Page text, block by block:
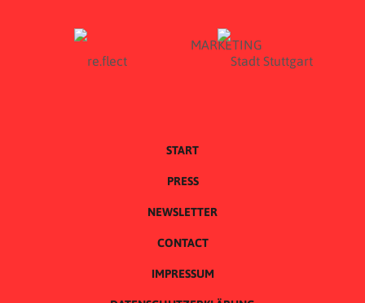
START
PRESS
NEWSLETTER
CONTACT
IMPRESSUM